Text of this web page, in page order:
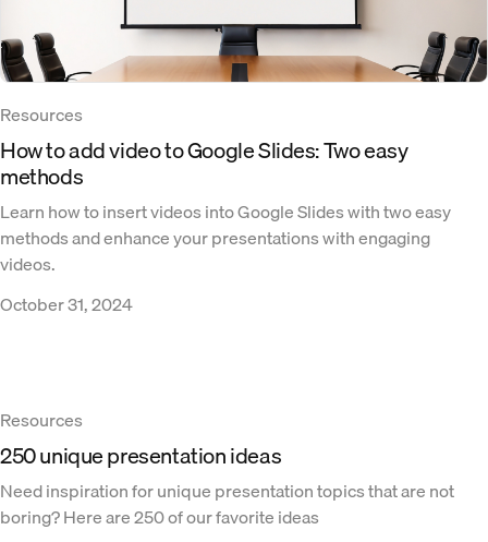
Resources
How to add video to Google Slides: Two easy
methods
Learn how to insert videos into Google Slides with two easy
methods and enhance your presentations with engaging
videos.
October 31, 2024
Resources
250 unique presentation ideas
Need inspiration for unique presentation topics that are not
boring? Here are 250 of our favorite ideas